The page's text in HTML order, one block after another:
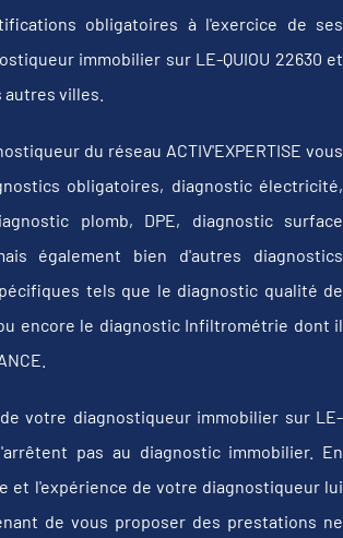
obligatoires à l'exercice de ses
immobilier sur LE-QUIOU 22630 et
villes.
du réseau ACTIV'EXPERTISE vous
obligatoires, diagnostic électricité,
plomb, DPE, diagnostic surface
également bien d'autres diagnostics
tels que le diagnostic qualité de
encore le diagnostic Infiltrométrie dont il
votre diagnostiqueur immobilier sur LE-
pas au diagnostic immobilier. En
et l'expérience de votre diagnostiqueur lui
de vous proposer des prestations ne